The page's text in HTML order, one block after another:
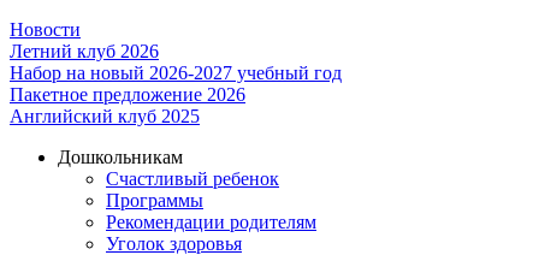
Новости
Летний клуб 2026
Набор на новый 2026-2027 учебный год
Пакетное предложение 2026
Английский клуб 2025
Дошкольникам
Счастливый ребенок
Программы
Рекомендации родителям
Уголок здоровья